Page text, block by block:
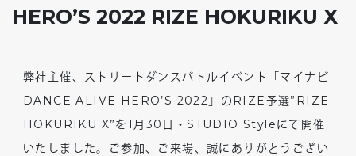
HERO’S 2022 RIZE HOKURIKU X
弊社主催、ストリートダンスバトルイベント「マイナビ
DANCE ALIVE HERO’S 2022」のRIZE予選”RIZE
HOKURIKU X”を1月30日・STUDIO Styleにて開催
いたしました。ご参加、ご来場、誠にありがとうござい